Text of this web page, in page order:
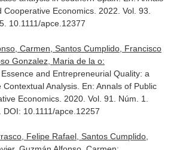
Cooperative Economics. 2022. Vol. 93.
10.1111/apce.12377
Carmen, Santos Cumplido, Francisco
Gonzalez, Maria de la o:
and Entrepreneurial Quality: a
Analysis. En: Annals of Public
Economics. 2020. Vol. 91. Núm. 1.
DOI: 10.1111/apce.12257
Felipe Rafael, Santos Cumplido,